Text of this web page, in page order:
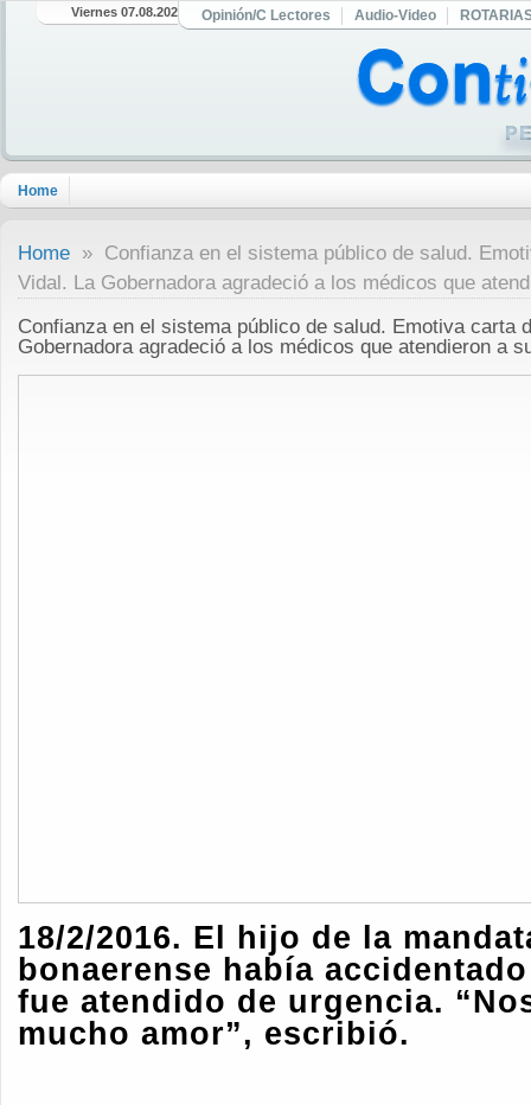
Viernes 07.08.2026 Opinión/C Lectores Audio-Video
Home
Home » Confianza en el sistema público de salud.
Vidal. La Gobernadora agradeció a los médicos que
Confianza en el sistema público de salud. Emotiva carta
Gobernadora agradeció a los médicos que atendieron a
18/2/2016. El hijo de la
bonaerense había
fue atendido de urgencia.
mucho amor”, escribió.